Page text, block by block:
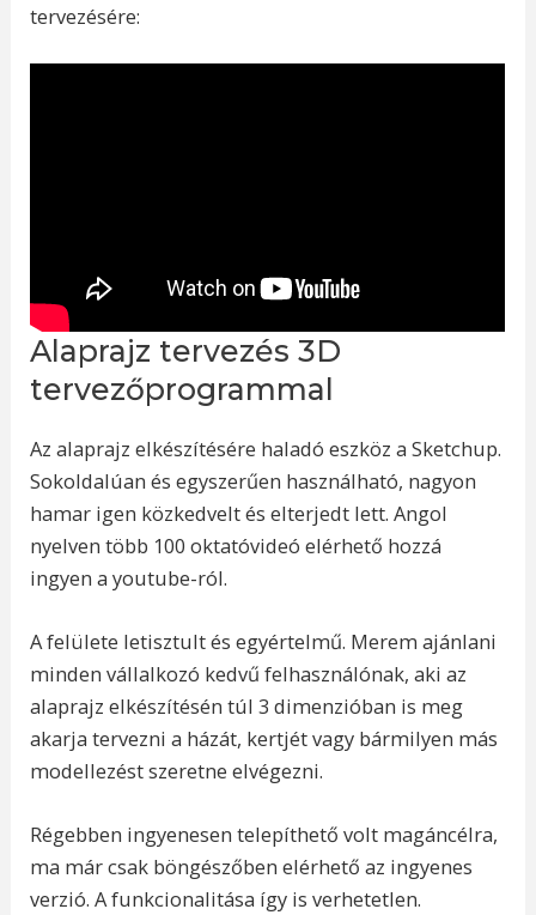
tervezésére:
Alaprajz tervezés 3D
tervezőprogrammal
Az alaprajz elkészítésére haladó eszköz a Sketchup.
Sokoldalúan és egyszerűen használható, nagyon
hamar igen közkedvelt és elterjedt lett. Angol
nyelven több 100 oktatóvideó elérhető hozzá
ingyen a youtube-ról.
A felülete letisztult és egyértelmű. Merem ajánlani
minden vállalkozó kedvű felhasználónak, aki az
alaprajz elkészítésén túl 3 dimenzióban is meg
akarja tervezni a házát, kertjét vagy bármilyen más
modellezést szeretne elvégezni.
Régebben ingyenesen telepíthető volt magáncélra,
ma már csak böngészőben elérhető az ingyenes
verzió. A funkcionalitása így is verhetetlen.